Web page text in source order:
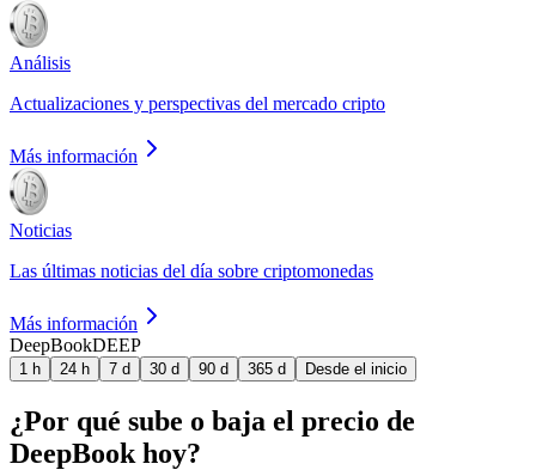
Análisis
Actualizaciones y perspectivas del mercado cripto
Más información
Noticias
Las últimas noticias del día sobre criptomonedas
Más información
DeepBookDEEP
1 h 24 h 7 d 30 d 90 d 365 d Desde el inicio
¿Por qué sube o baja el precio de
DeepBook hoy?